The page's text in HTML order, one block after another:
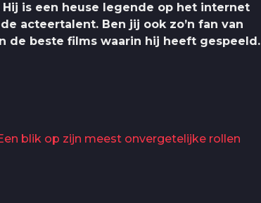
is een heuse legende op het internet
acteertalent. Ben jij ook zo’n fan van
de beste films waarin hij heeft gespeeld.
blik op zijn meest onvergetelijke rollen